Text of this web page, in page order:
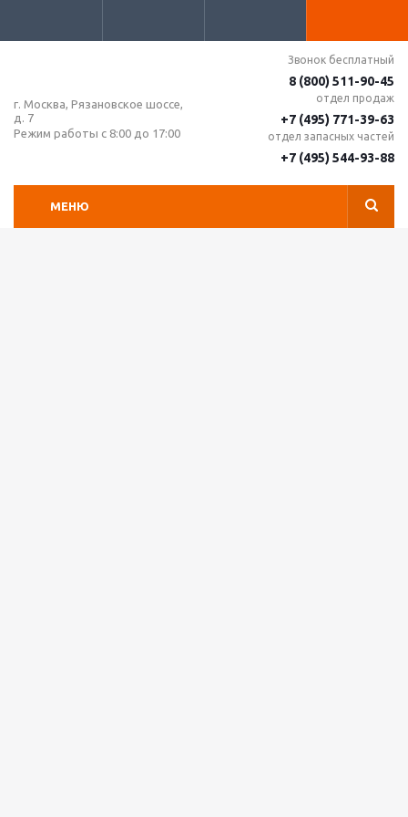
г. Москва, Рязановское шоссе,
д. 7
Режим работы с 8:00 до 17:00
Звонок бесплатный
8 (800) 511-90-45
отдел продаж
+7 (495) 771-39-63
отдел запасных частей
+7 (495) 544-93-88
МЕНЮ